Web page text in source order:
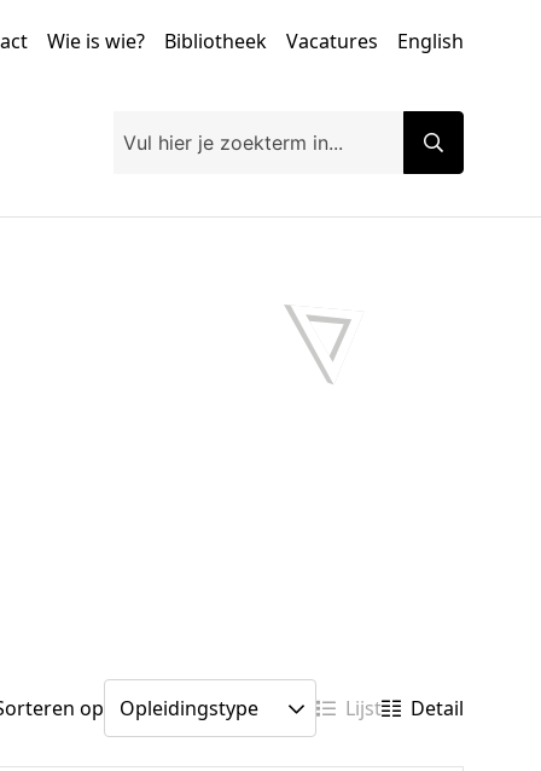
Wie is wie? Bibliotheek Vacatures English
op Lijst Detail